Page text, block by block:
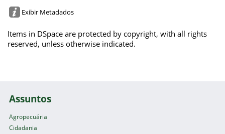
Exibir Metadados
Items in DSpace are protected by copyright, with all rights
reserved, unless otherwise indicated.
Assuntos
Agropecuária
Cidadania